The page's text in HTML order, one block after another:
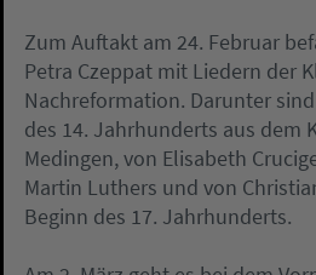
Zum Auftakt am 24. Februar
Petra Czeppat mit Liedern der
Nachreformation. Darunter
des 14. Jahrhunderts aus dem
Medingen, von Elisabeth
Martin Luthers und von
Beginn des 17. Jahrhunderts.